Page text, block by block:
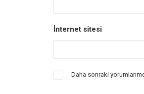
İnternet sitesi
Daha sonraki